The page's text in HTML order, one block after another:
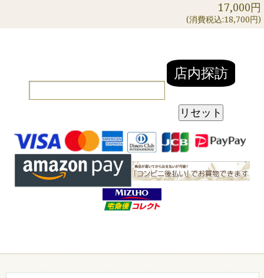
17,000円
(消費税込:18,700円)